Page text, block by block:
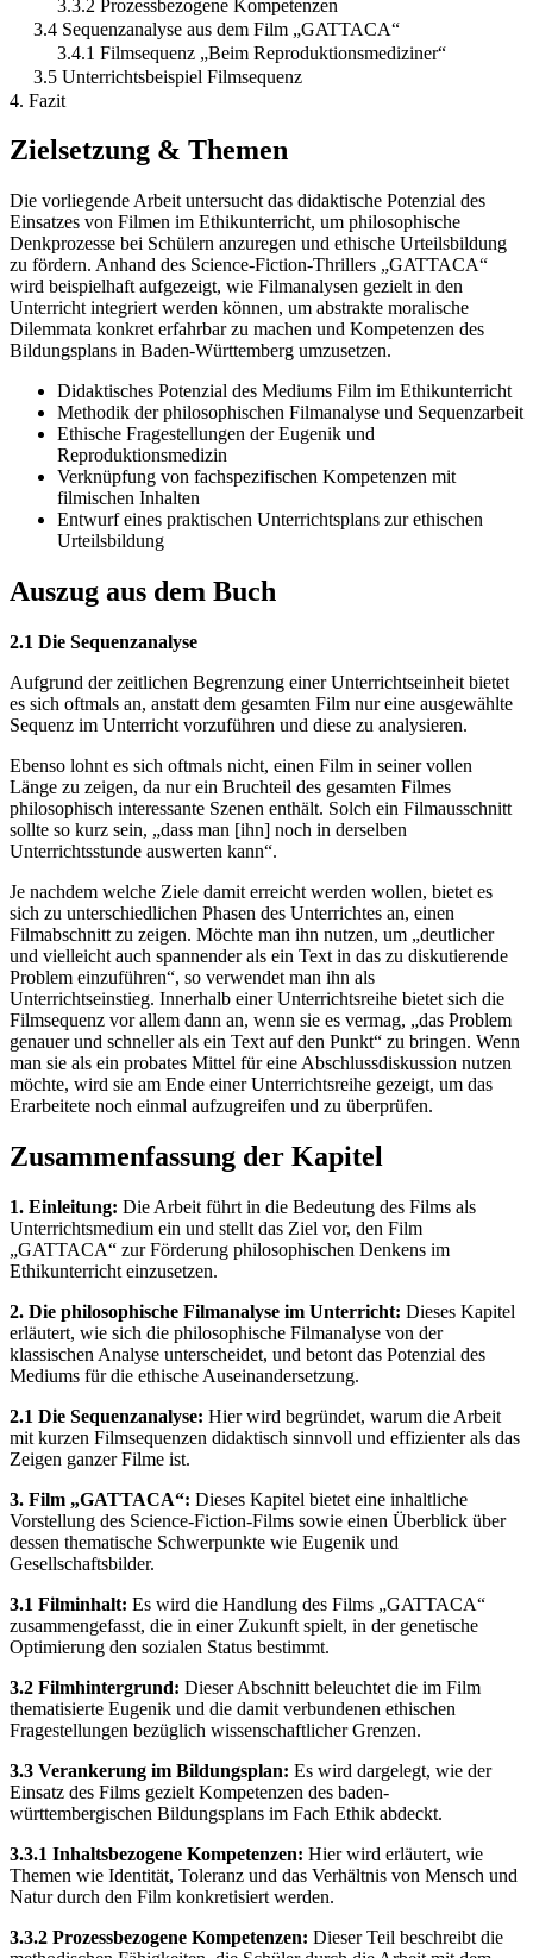
3.3.2 Prozessbezogene Kompetenzen
3.4 Sequenzanalyse aus dem Film „GATTACA“
3.4.1 Filmsequenz „Beim Reproduktionsmediziner“
3.5 Unterrichtsbeispiel Filmsequenz
4. Fazit
Zielsetzung & Themen
Die vorliegende Arbeit untersucht das didaktische Potenzial des
Einsatzes von Filmen im Ethikunterricht, um philosophische
Denkprozesse bei Schülern anzuregen und ethische Urteilsbildung
zu fördern. Anhand des Science-Fiction-Thrillers „GATTACA“
wird beispielhaft aufgezeigt, wie Filmanalysen gezielt in den
Unterricht integriert werden können, um abstrakte moralische
Dilemmata konkret erfahrbar zu machen und Kompetenzen des
Bildungsplans in Baden-Württemberg umzusetzen.
Didaktisches Potenzial des Mediums Film im Ethikunterricht
Methodik der philosophischen Filmanalyse und Sequenzarbeit
Ethische Fragestellungen der Eugenik und
Reproduktionsmedizin
Verknüpfung von fachspezifischen Kompetenzen mit
filmischen Inhalten
Entwurf eines praktischen Unterrichtsplans zur ethischen
Urteilsbildung
Auszug aus dem Buch
2.1 Die Sequenzanalyse
Aufgrund der zeitlichen Begrenzung einer Unterrichtseinheit bietet
es sich oftmals an, anstatt dem gesamten Film nur eine ausgewählte
Sequenz im Unterricht vorzuführen und diese zu analysieren.
Ebenso lohnt es sich oftmals nicht, einen Film in seiner vollen
Länge zu zeigen, da nur ein Bruchteil des gesamten Filmes
philosophisch interessante Szenen enthält. Solch ein Filmausschnitt
sollte so kurz sein, „dass man [ihn] noch in derselben
Unterrichtsstunde auswerten kann“.
Je nachdem welche Ziele damit erreicht werden wollen, bietet es
sich zu unterschiedlichen Phasen des Unterrichtes an, einen
Filmabschnitt zu zeigen. Möchte man ihn nutzen, um „deutlicher
und vielleicht auch spannender als ein Text in das zu diskutierende
Problem einzuführen“, so verwendet man ihn als
Unterrichtseinstieg. Innerhalb einer Unterrichtsreihe bietet sich die
Filmsequenz vor allem dann an, wenn sie es vermag, „das Problem
genauer und schneller als ein Text auf den Punkt“ zu bringen. Wenn
man sie als ein probates Mittel für eine Abschlussdiskussion nutzen
möchte, wird sie am Ende einer Unterrichtsreihe gezeigt, um das
Erarbeitete noch einmal aufzugreifen und zu überprüfen.
Zusammenfassung der Kapitel
1. Einleitung: Die Arbeit führt in die Bedeutung des Films als
Unterrichtsmedium ein und stellt das Ziel vor, den Film
„GATTACA“ zur Förderung philosophischen Denkens im
Ethikunterricht einzusetzen.
2. Die philosophische Filmanalyse im Unterricht: Dieses Kapitel
erläutert, wie sich die philosophische Filmanalyse von der
klassischen Analyse unterscheidet, und betont das Potenzial des
Mediums für die ethische Auseinandersetzung.
2.1 Die Sequenzanalyse: Hier wird begründet, warum die Arbeit
mit kurzen Filmsequenzen didaktisch sinnvoll und effizienter als das
Zeigen ganzer Filme ist.
3. Film „GATTACA“: Dieses Kapitel bietet eine inhaltliche
Vorstellung des Science-Fiction-Films sowie einen Überblick über
dessen thematische Schwerpunkte wie Eugenik und
Gesellschaftsbilder.
3.1 Filminhalt: Es wird die Handlung des Films „GATTACA“
zusammengefasst, die in einer Zukunft spielt, in der genetische
Optimierung den sozialen Status bestimmt.
3.2 Filmhintergrund: Dieser Abschnitt beleuchtet die im Film
thematisierte Eugenik und die damit verbundenen ethischen
Fragestellungen bezüglich wissenschaftlicher Grenzen.
3.3 Verankerung im Bildungsplan: Es wird dargelegt, wie der
Einsatz des Films gezielt Kompetenzen des baden-
württembergischen Bildungsplans im Fach Ethik abdeckt.
3.3.1 Inhaltsbezogene Kompetenzen: Hier wird erläutert, wie
Themen wie Identität, Toleranz und das Verhältnis von Mensch und
Natur durch den Film konkretisiert werden.
3.3.2 Prozessbezogene Kompetenzen: Dieser Teil beschreibt die